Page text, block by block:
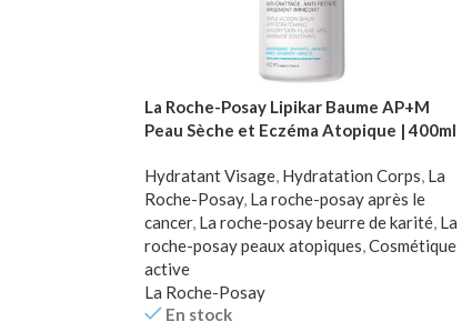
La Roche-Posay Lipikar Baume AP+M
Peau Sèche et Eczéma Atopique | 400ml
Hydratant Visage, Hydratation Corps, La
Roche-Posay, La roche-posay après le
cancer, La roche-posay beurre de karité, La
roche-posay peaux atopiques,Cosmétique
active
La Roche-Posay
En stock